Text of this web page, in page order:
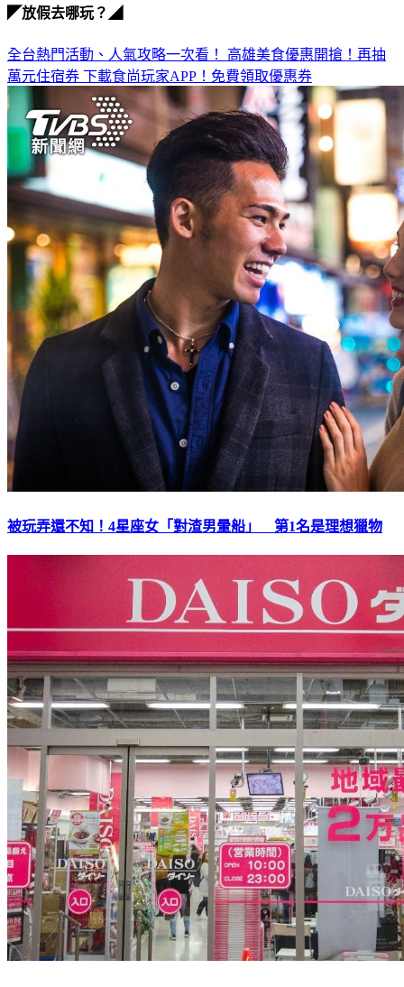
◤放假去哪玩？◢
全台熱門活動、人氣攻略一次看！ 高雄美食優惠開搶！再抽
萬元住宿券 下載食尚玩家APP！免費領取優惠券
被玩弄還不知！4星座女「對渣男暈船」 第1名是理想獵物